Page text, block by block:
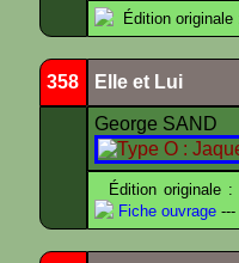
Édition originale
358 Elle et Lui
George SAND
Édition originale
Fiche ouvrage ---